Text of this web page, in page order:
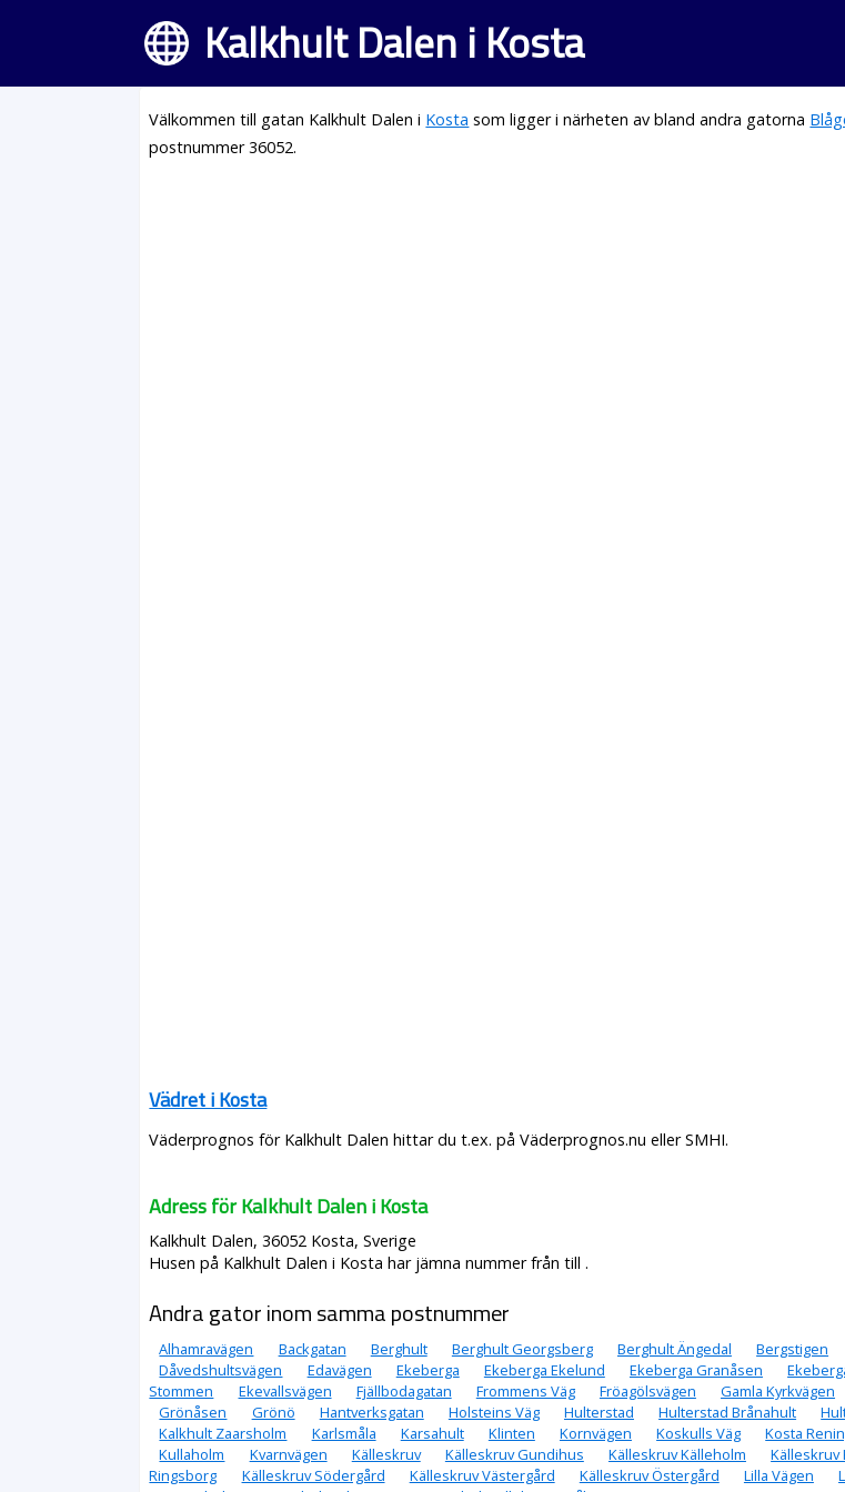
Kalkhult Dalen i Kosta
Välkommen till gatan Kalkhult Dalen i Kosta som ligger i närheten av bland andra gatorna
postnummer 36052.
Vädret i Kosta
Väderprognos för Kalkhult Dalen hittar du t.ex. på Väderprognos.nu eller SMHI.
Adress för Kalkhult Dalen i Kosta
Kalkhult Dalen, 36052 Kosta, Sverige
Husen på Kalkhult Dalen i Kosta har jämna nummer från till .
Andra gator inom samma postnummer
Alhamravägen Backgatan Berghult Berghult Georgsberg Berghult Ängedal Bergstigen
Dåvedshultsvägen
Edavägen Ekeberga Ekeberga Ekelund Ekeberga Granåsen
Stommen
Ekevallsvägen Fjällbodagatan Frommens Väg Fröagölsvägen Gamla Kyrkvägen
Grönåsen
Grönö Hantverksgatan Holsteins Väg Hulterstad Hulterstad Brånahult
Kalkhult Zaarsholm
Karlsmåla Karsahult Klinten Kornvägen Koskulls Väg Kosta
Kullaholm
Kvarnvägen Källeskruv Källeskruv Gundihus Källeskruv Källeholm Källeskruv
Ringsborg
Källeskruv Södergård Källeskruv Västergård Källeskruv Östergård Lilla Vägen